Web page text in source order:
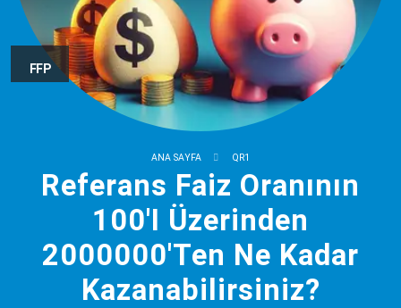
FFP
ANA SAYFA QR1
Referans Faiz Oranının
100'I Üzerinden
2000000'Ten Ne Kadar
Kazanabilirsiniz?